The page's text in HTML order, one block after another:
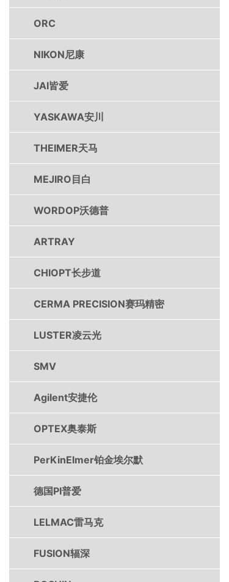
ORC
NIKON尼康
JAI皆爱
YASKAWA安川
THEIMER天马
MEJIRO目白
WORDOP沃德普
ARTRAY
CHIOPT长步道
CERMA PRECISION赛玛精密
LUSTER凌云光
SMV
Agilent安捷伦
OPTEX奥泰斯
PerKinElmer铂金埃尔默
德国PI普爱
LELMAC雷马克
FUSION辐深